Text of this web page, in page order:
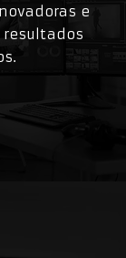
e
resultados